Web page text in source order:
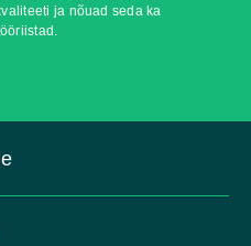
ja nõuad seda ka